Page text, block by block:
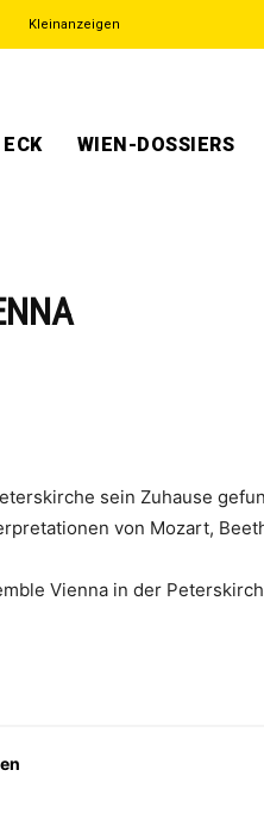
Kleinanzeigen
WIEN-DOSSIERS
sein Zuhause
von Mozart,
Vienna in der